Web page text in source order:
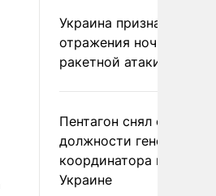
Украина признала
отражения ночной
ракетной атаки
Пентагон снял с
должности генерала-
координатора помощи
Украине